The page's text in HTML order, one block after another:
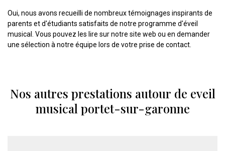
Oui, nous avons recueilli de nombreux témoignages inspirants de
parents et d'étudiants satisfaits de notre programme d'éveil
musical. Vous pouvez les lire sur notre site web ou en demander
une sélection à notre équipe lors de votre prise de contact.
Nos autres prestations autour de eveil
musical portet-sur-garonne